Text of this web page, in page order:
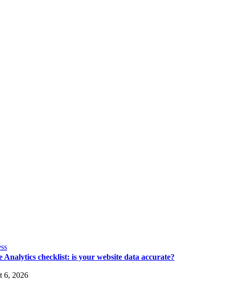
Analytics checklist: is your website data accurate?
6, 2026